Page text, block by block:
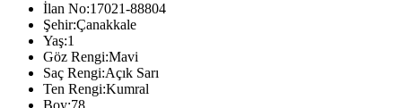
İlan No:17021-88804
Şehir:Çanakkale
Yaş:1
Göz Rengi:Mavi
Saç Rengi:Açık Sarı
Ten Rengi:Kumral